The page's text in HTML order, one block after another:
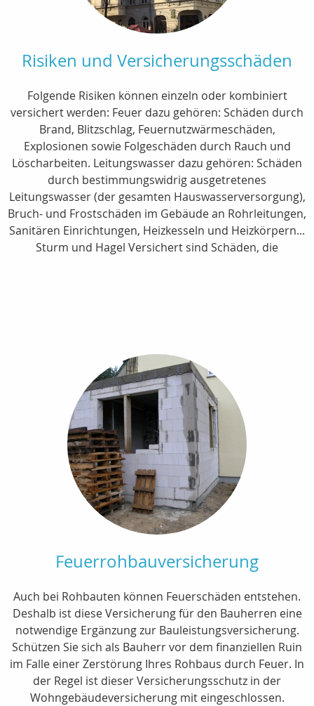
Risiken und Versicherungsschäden
Folgende Risiken können einzeln oder kombiniert
versichert werden: Feuer dazu gehören: Schäden durch
Brand, Blitzschlag, Feuernutzwärmeschäden,
Explosionen sowie Folgeschäden durch Rauch und
Löscharbeiten. Leitungswasser dazu gehören: Schäden
durch bestimmungswidrig ausgetretenes
Leitungswasser (der gesamten Hauswasserversorgung),
Bruch- und Frostschäden im Gebäude an Rohrleitungen,
Sanitären Einrichtungen, Heizkesseln und Heizkörpern...
Sturm und Hagel Versichert sind Schäden, die
Feuerrohbauversicherung
Auch bei Rohbauten können Feuerschäden entstehen.
Deshalb ist diese Versicherung für den Bauherren eine
notwendige Ergänzung zur Bauleistungsversicherung.
Schützen Sie sich als Bauherr vor dem finanziellen Ruin
im Falle einer Zerstörung Ihres Rohbaus durch Feuer. In
der Regel ist dieser Versicherungsschutz in der
Wohngebäudeversicherung mit eingeschlossen.